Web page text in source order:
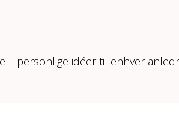
– personlige idéer til enhver